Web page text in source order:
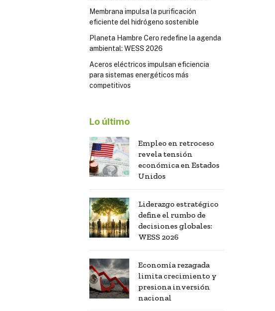
Membrana impulsa la purificación
eficiente del hidrógeno sostenible
Planeta Hambre Cero redefine la agenda
ambiental: WESS 2026
Aceros eléctricos impulsan eficiencia
para sistemas energéticos más
competitivos
Lo último
Empleo en retroceso
revela tensión
económica en Estados
Unidos
Liderazgo estratégico
define el rumbo de
decisiones globales:
WESS 2026
Economía rezagada
limita crecimiento y
presiona inversión
nacional